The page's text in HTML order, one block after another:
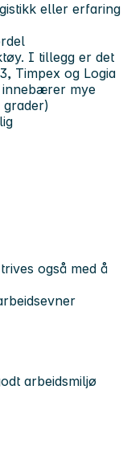
eller erfaring
I tillegg er det
Timpex og Logia
innebærer mye
også med å
arbeidsmiljø